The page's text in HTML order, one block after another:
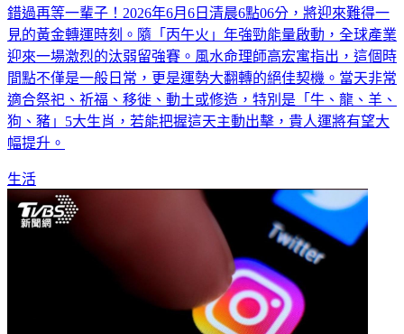
錯過再等一輩子！2026年6月6日清晨6點06分，將迎來難得一
見的黃金轉運時刻。隨「丙午火」年強勁能量啟動，全球產業
迎來一場激烈的汰弱留強賽。風水命理師高宏寓指出，這個時
間點不僅是一般日常，更是運勢大翻轉的絕佳契機。當天非常
適合祭祀、祈福、移徙、動土或修造，特別是「牛、龍、羊、
狗、豬」5大生肖，若能把握這天主動出擊，貴人運將有望大
生活